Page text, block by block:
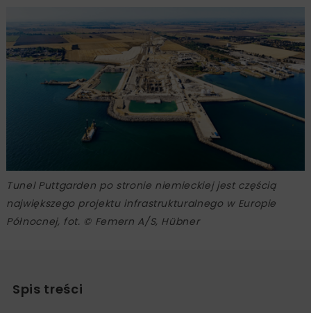
Tunel Puttgarden po stronie niemieckiej jest częścią
największego projektu infrastrukturalnego w Europie
Północnej, fot. © Femern A/S, Hübner
Spis treści